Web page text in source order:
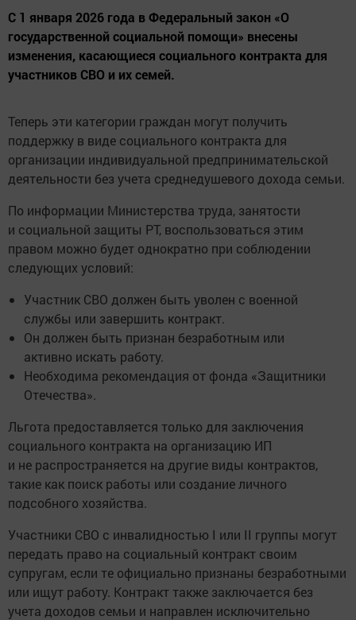
С 1 января 2026 года в Федеральный закон «О
государственной социальной помощи» внесены
изменения, касающиеся социального контракта для
участников СВО и их семей.
Теперь эти категории граждан могут получить
поддержку в виде социального контракта для
организации индивидуальной предпринимательской
деятельности без учета среднедушевого дохода семьи.
По информации Министерства труда, занятости
и социальной защиты РТ, воспользоваться этим
правом можно будет однократно при соблюдении
следующих условий:
Участник СВО должен быть уволен с военной
службы или завершить контракт.
Он должен быть признан безработным или
активно искать работу.
Необходима рекомендация от фонда «Защитники
Отечества».
Льгота предоставляется только для заключения
социального контракта на организацию ИП
и не распространяется на другие виды контрактов,
такие как поиск работы или создание личного
подсобного хозяйства.
Участники СВО с инвалидностью I или II группы могут
передать право на социальный контракт своим
супругам, если те официально признаны безработными
или ищут работу. Контракт также заключается без
учета доходов семьи и направлен исключительно